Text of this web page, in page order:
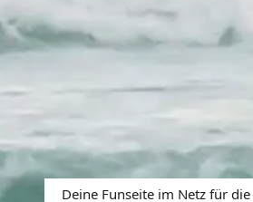
Deine Funseite im Netz für